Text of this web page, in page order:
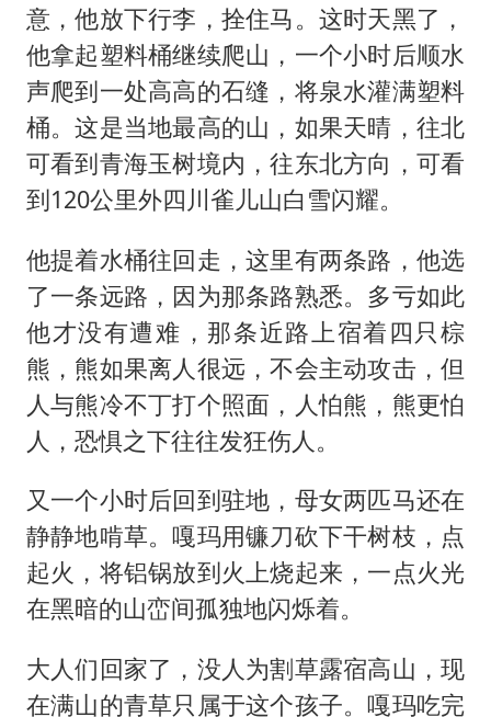
意，他放下行李，拴住马。这时天黑了，
他拿起塑料桶继续爬山，一个小时后顺水
声爬到一处高高的石缝，将泉水灌满塑料
桶。这是当地最高的山，如果天晴，往北
可看到青海玉树境内，往东北方向，可看
到120公里外四川雀儿山白雪闪耀。
他提着水桶往回走，这里有两条路，他选
了一条远路，因为那条路熟悉。多亏如此
他才没有遭难，那条近路上宿着四只棕
熊，熊如果离人很远，不会主动攻击，但
人与熊冷不丁打个照面，人怕熊，熊更怕
人，恐惧之下往往发狂伤人。
又一个小时后回到驻地，母女两匹马还在
静静地啃草。嘎玛用镰刀砍下干树枝，点
起火，将铝锅放到火上烧起来，一点火光
在黑暗的山峦间孤独地闪烁着。
大人们回家了，没人为割草露宿高山，现
在满山的青草只属于这个孩子。嘎玛吃完